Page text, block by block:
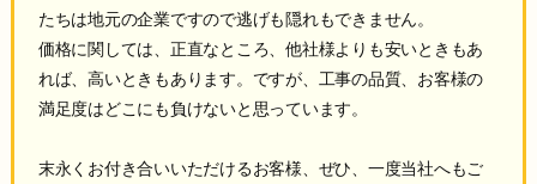
たちは地元の企業ですので逃げも隠れもできません。
価格に関しては、正直なところ、他社様よりも安いときもあ
れば、高いときもあります。ですが、工事の品質、お客様の
満足度はどこにも負けないと思っています。
末永くお付き合いいただけるお客様、ぜひ、一度当社へもご